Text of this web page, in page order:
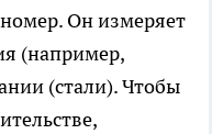
Он измеряет
(например,
(стали). Чтобы